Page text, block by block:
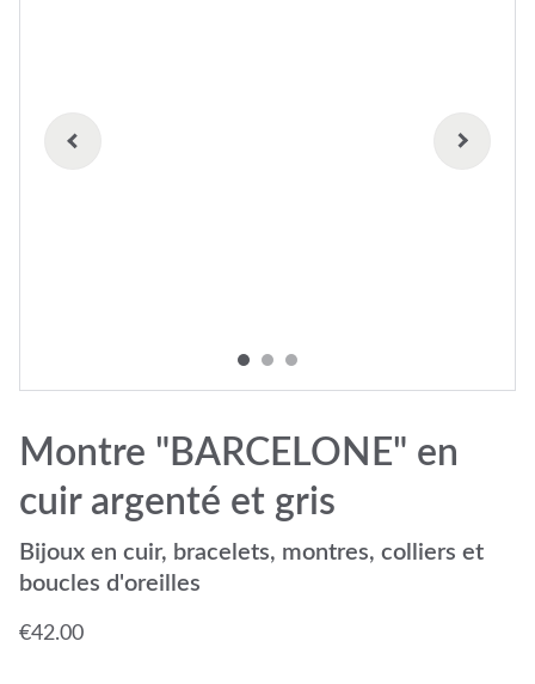
Montre "BARCELONE" en
cuir argenté et gris
Bijoux en cuir, bracelets, montres, colliers et
boucles d'oreilles
€42.00